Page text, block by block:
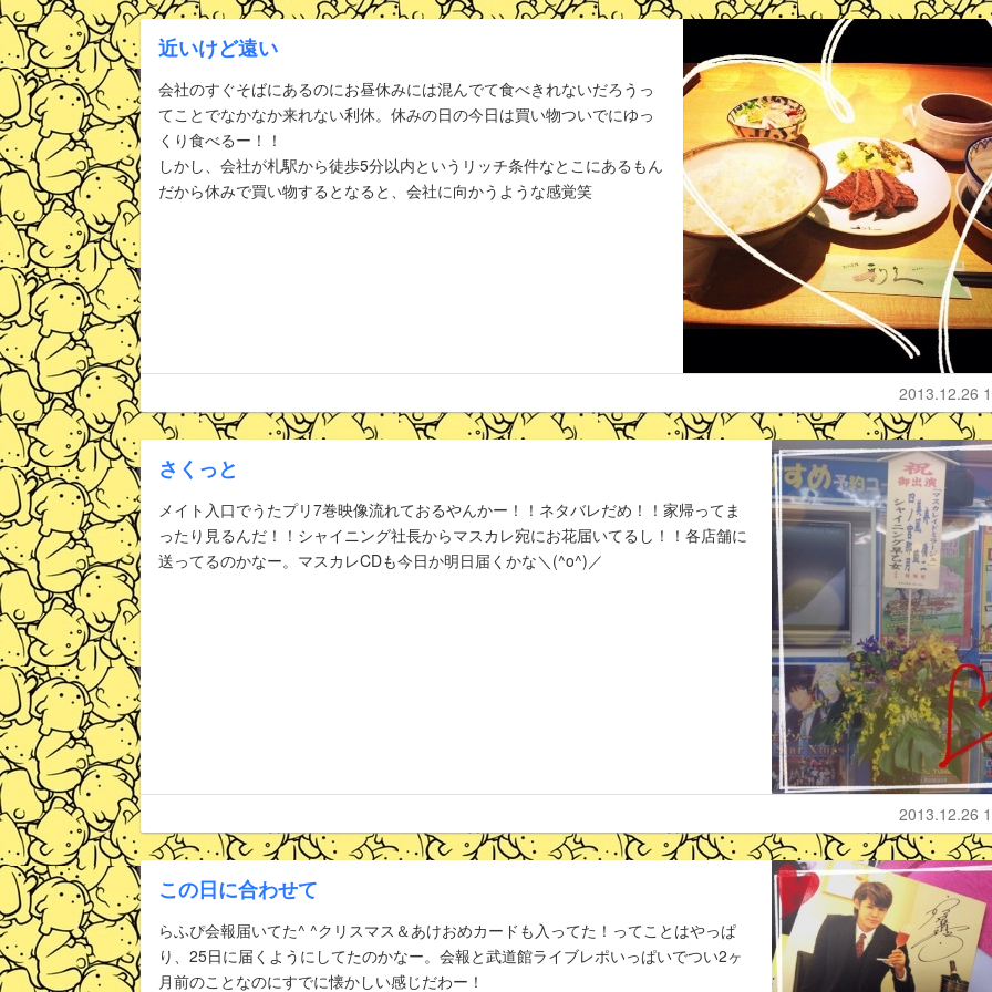
近いけど遠い
会社のすぐそばにあるのにお昼休みには混んでて食べきれないだろうっ
てことでなかなか来れない利休。休みの日の今日は買い物ついでにゆっ
くり食べるー！！
しかし、会社が札駅から徒歩5分以内というリッチ条件なとこにあるもん
だから休みで買い物するとなると、会社に向かうような感覚笑
2013.12.26
さくっと
メイト入口でうたプリ7巻映像流れておるやんかー！！ネタバレだめ！！家帰ってま
ったり見るんだ！！シャイニング社長からマスカレ宛にお花届いてるし！！各店舗に
送ってるのかなー。マスカレCDも今日か明日届くかな＼(^o^)／
2013.12.26
この日に合わせて
らふぴ会報届いてた^ ^クリスマス＆あけおめカードも入ってた！ってことはやっぱ
り、25日に届くようにしてたのかなー。会報と武道館ライブレポいっぱいでつい2ヶ
月前のことなのにすでに懐かしい感じだわー！